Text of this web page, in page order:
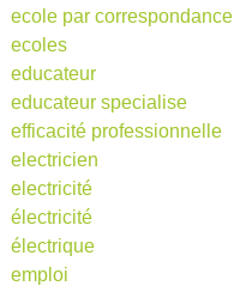
ecole par correspondance
ecoles
educateur
educateur specialise
efficacité professionnelle
electricien
electricité
électricité
électrique
emploi